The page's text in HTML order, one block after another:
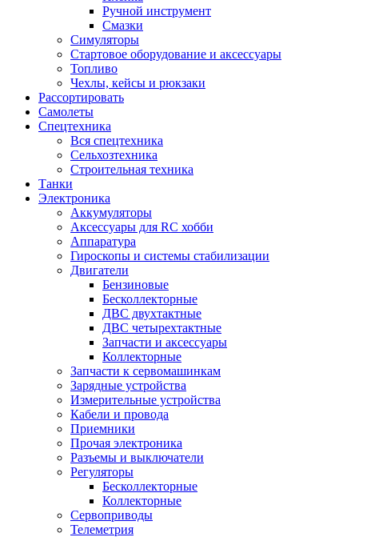
Ручной инструмент
Смазки
Симуляторы
Стартовое оборудование и аксессуары
Топливо
Чехлы, кейсы и рюкзаки
Рассортировать
Самолеты
Спецтехника
Вся спецтехника
Сельхозтехника
Строительная техника
Танки
Электроника
Аккумуляторы
Аксессуары для RC хобби
Аппаратура
Гироскопы и системы стабилизации
Двигатели
Бензиновые
Бесколлекторные
ДВС двухтактные
ДВС четырехтактные
Запчасти и аксессуары
Коллекторные
Запчасти к сервомашинкам
Зарядные устройства
Измерительные устройства
Кабели и провода
Приемники
Прочая электроника
Разъемы и выключатели
Регуляторы
Бесколлекторные
Коллекторные
Сервоприводы
Телеметрия